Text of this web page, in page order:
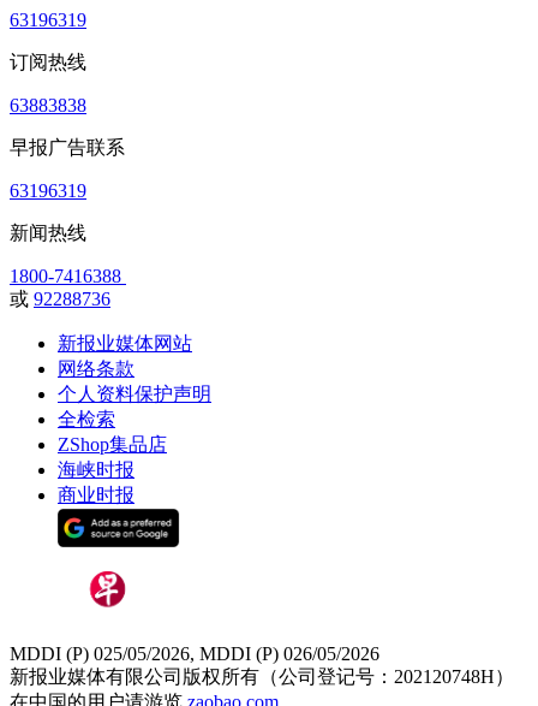
63196319
订阅热线
63883838
早报广告联系
63196319
新闻热线
1800-7416388
或 92288736
新报业媒体网站
网络条款
个人资料保护声明
全检索
ZShop集品店
海峡时报
商业时报
MDDI (P) 025/05/2026, MDDI (P) 026/05/2026
新报业媒体有限公司版权所有（公司登记号：202120748H）
在中国的用户请游览 zaobao.com